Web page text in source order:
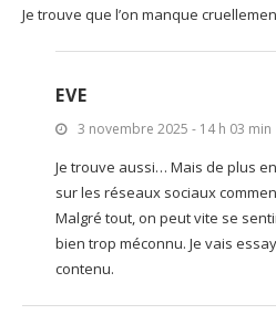
Je trouve que l’on manque
EVE
3 novembre 2025 - 14 h 03 min
Je trouve aussi… Mais de plus
sur les réseaux sociaux
Malgré tout, on peut vite se
bien trop méconnu. Je vais
contenu.